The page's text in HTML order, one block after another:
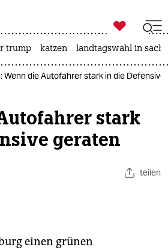
taz zahl ich
zahl ich

taz zahl ich
trump katzen landtagswahl in
Wenn die Autofahrer stark in die Defensive
stark
geraten
teilen
einen grünen